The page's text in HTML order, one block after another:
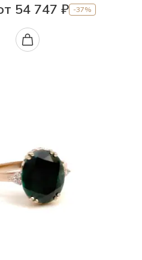
54 747 ₽ -37%